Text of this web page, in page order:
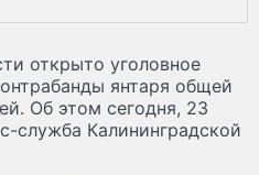
открыто уголовное
янтаря общей
Об этом сегодня, 23
служба Калининградской